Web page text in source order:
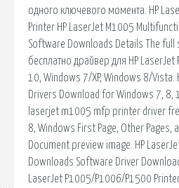
одного ключевого момента. HP
Printer HP LaserJet M1005
Software Downloads Details The full
бесплатно драйвер для HP
10, Windows 7/XP, Windows 8/Vista.
Drivers Download for Windows 7, 8,
laserjet m1005 mfp printer driver
8, Windows First Page, Other Pages,
Document preview image. HP
Downloads Software Driver
LaserJet P1005/P1006/P1500